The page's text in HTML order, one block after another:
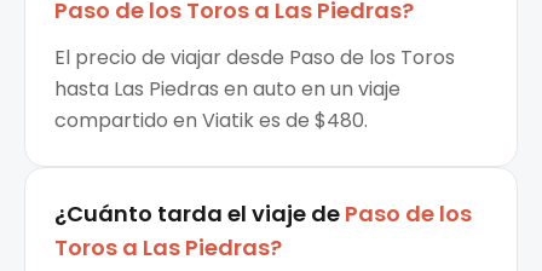
Paso de los Toros a Las Piedras?
El precio de viajar desde Paso de los Toros
hasta Las Piedras en auto en un viaje
compartido en Viatik es de $480.
¿Cuánto tarda el viaje de Paso de los
Toros a Las Piedras?